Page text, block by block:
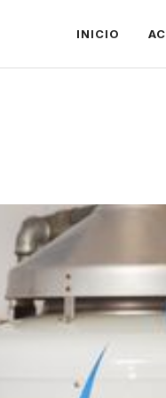
INICIO